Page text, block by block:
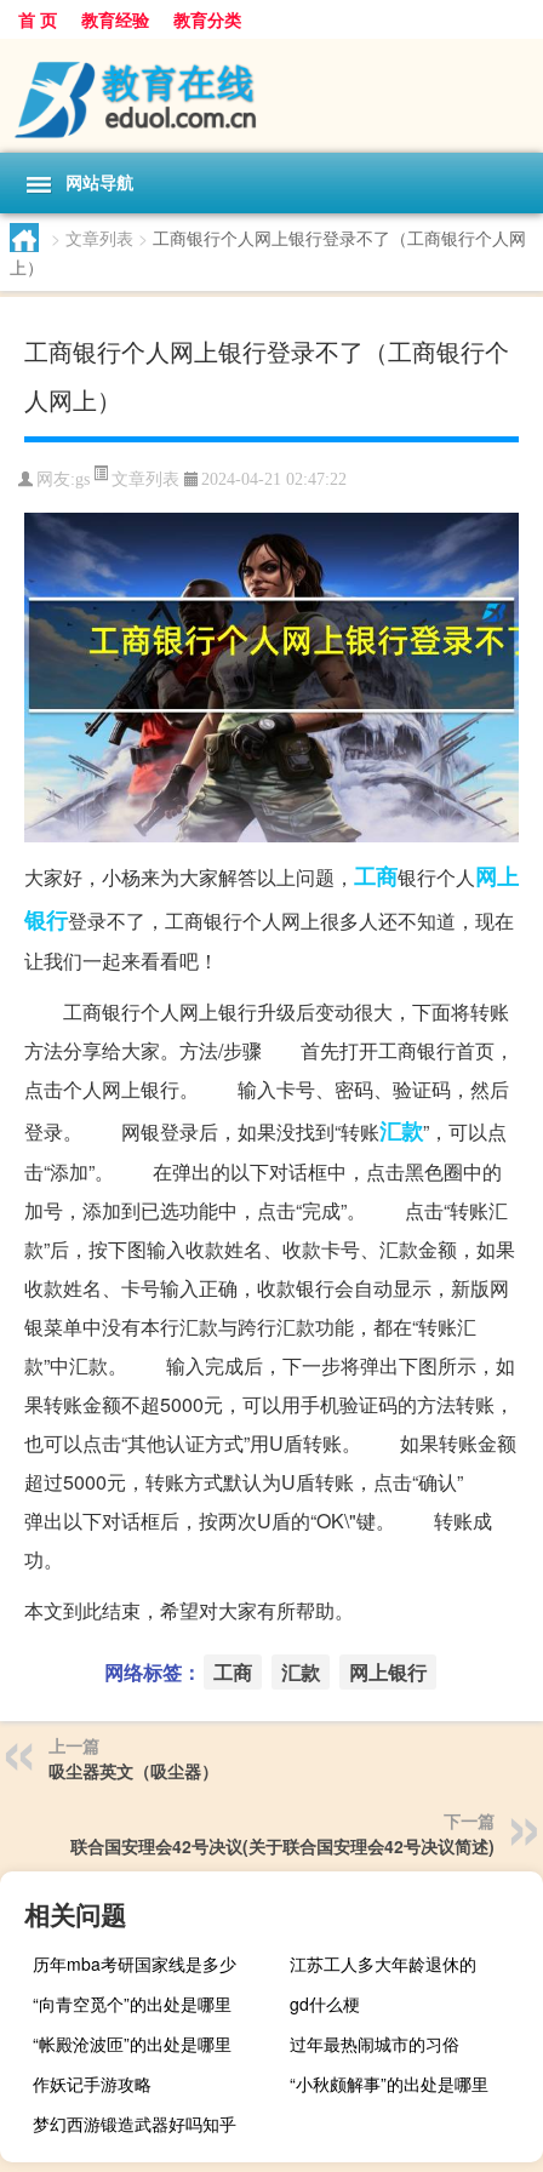
首 页 教育经验 教育分类
网站导航
> 文章列表 > 工商银行个人网上银行登录不了（工商银行个人网
上）
工商银行个人网上银行登录不了（工商银行个
人网上）
网友:gs 文章列表 2024-04-21 02:47:22
大家好，小杨来为大家解答以上问题， 工商银行个人网上
银行登录不了，工商银行个人网上很多人还不知道，现在
让我们一起来看看吧！
工商银行个人网上银行升级后变动很大，下面将转账
方法分享给大家。方法/步骤 首先打开工商银行首页，
点击个人网上银行。 输入卡号、密码、验证码，然后
登录。 网银登录后，如果没找到“转账汇款”，可以点
击“添加”。 在弹出的以下对话框中，点击黑色圈中的
加号，添加到已选功能中，点击“完成”。 点击“转账汇
款”后，按下图输入收款姓名、收款卡号、汇款金额，如果
收款姓名、卡号输入正确，收款银行会自动显示，新版网
银菜单中没有本行汇款与跨行汇款功能，都在“转账汇
款”中汇款。 输入完成后，下一步将弹出下图所示，如
果转账金额不超5000元，可以用手机验证码的方法转账，
也可以点击“其他认证方式”用U盾转账。 如果转账金额
超过5000元，转账方式默认为U盾转账，点击“确认”
弹出以下对话框后，按两次U盾的“OK\"键。 转账成
功。
本文到此结束，希望对大家有所帮助。
网络标签： 工商 汇款 网上银行
上一篇
吸尘器英文（吸尘器）
下一篇
联合国安理会42号决议(关于联合国安理会42号决议简述)
相关问题
历年mba考研国家线是多少
江苏工人多大年龄退休的
“向青空觅个”的出处是哪里
gd什么梗
“帐殿沧波匝”的出处是哪里
过年最热闹城市的习俗
作妖记手游攻略
“小秋颇解事”的出处是哪里
梦幻西游锻造武器好吗知乎